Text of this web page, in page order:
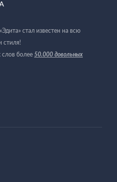
стал известен на всю
стиля!
более 50.000 довольных